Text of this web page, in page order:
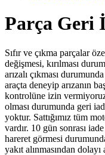
Parça Geri
Sıfır ve çıkma parçalar
değişmesi, kırılması
arızalı çıkması
araçta deneyip arızanın
kontrolüne izin
olması durumunda geri
yoktur. Sattığımız tüm
vardır. 10 gün sonrası
hareret görmesi
yakıt alınmasından